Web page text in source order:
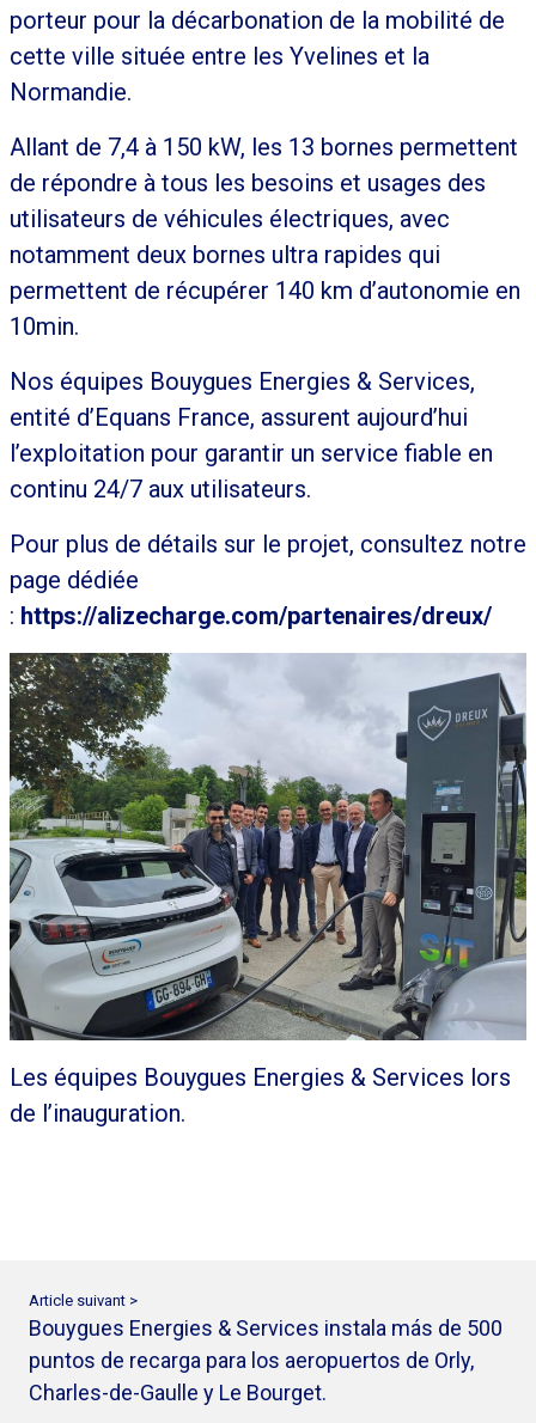
porteur pour la décarbonation de la mobilité de
cette ville située entre les Yvelines et la
Normandie.
Allant de 7,4 à 150 kW, les 13 bornes permettent
de répondre à tous les besoins et usages des
utilisateurs de véhicules électriques, avec
notamment deux bornes ultra rapides qui
permettent de récupérer 140 km d’autonomie en
10min.
Nos équipes Bouygues Energies & Services,
entité d’Equans France, assurent aujourd’hui
l’exploitation pour garantir un service fiable en
continu 24/7 aux utilisateurs.
Pour plus de détails sur le projet, consultez notre
page dédiée
: https://alizecharge.com/partenaires/dreux/
Les équipes Bouygues Energies & Services lors
de l’inauguration.
Article suivant >
Bouygues Energies & Services instala más de 500
puntos de recarga para los aeropuertos de Orly,
Charles-de-Gaulle y Le Bourget.